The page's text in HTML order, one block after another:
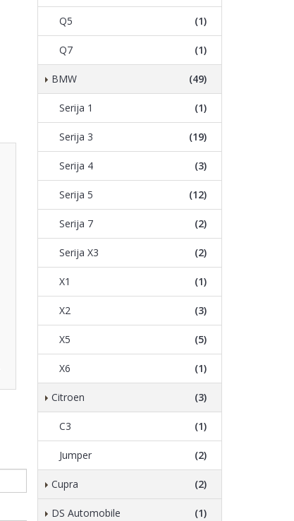
Q5 (1)
Q7 (1)
BMW (49)
Serija 1 (1)
Serija 3 (19)
Serija 4 (3)
Serija 5 (12)
Serija 7 (2)
Serija X3 (2)
X1 (1)
X2 (3)
X5 (5)
X6 (1)
Citroen (3)
C3 (1)
Jumper (2)
Cupra (2)
DS Automobile (1)